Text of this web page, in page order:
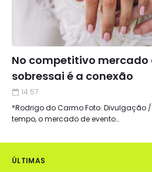
No competitivo mercado
sobressai é a conexão
14:57
*Rodrigo do Carmo Foto: Divulgação /
tempo, o mercado de evento…
ÚLTIMAS